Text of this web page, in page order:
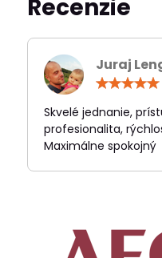
Recenzie
Juraj
Skvelé jednanie,
profesionalita,
Maximálne spokojný